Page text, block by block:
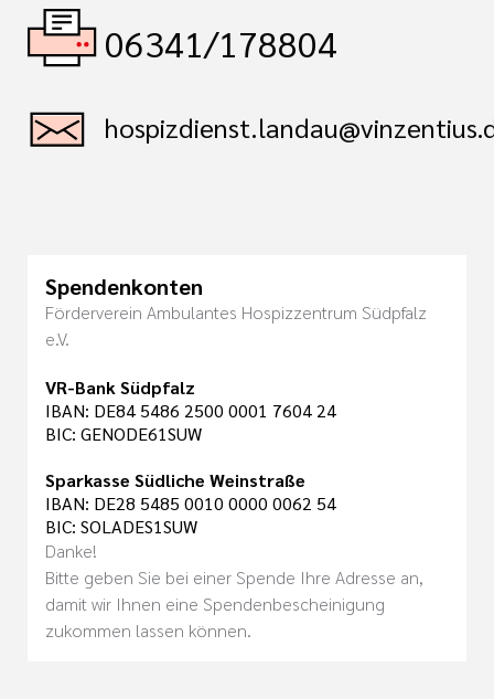
06341/178804
Spendenkonten
Förderverein Ambulantes Hospizzentrum Südpfalz
e.V.
VR-Bank Südpfalz
IBAN: DE84 5486 2500 0001 7604 24
BIC: GENODE61SUW
Sparkasse Südliche Weinstraße
IBAN: DE28 5485 0010 0000 0062 54
BIC: SOLADES1SUW
Danke!
Bitte geben Sie bei einer Spende Ihre Adresse an,
damit wir Ihnen eine Spendenbescheinigung
zukommen lassen können.